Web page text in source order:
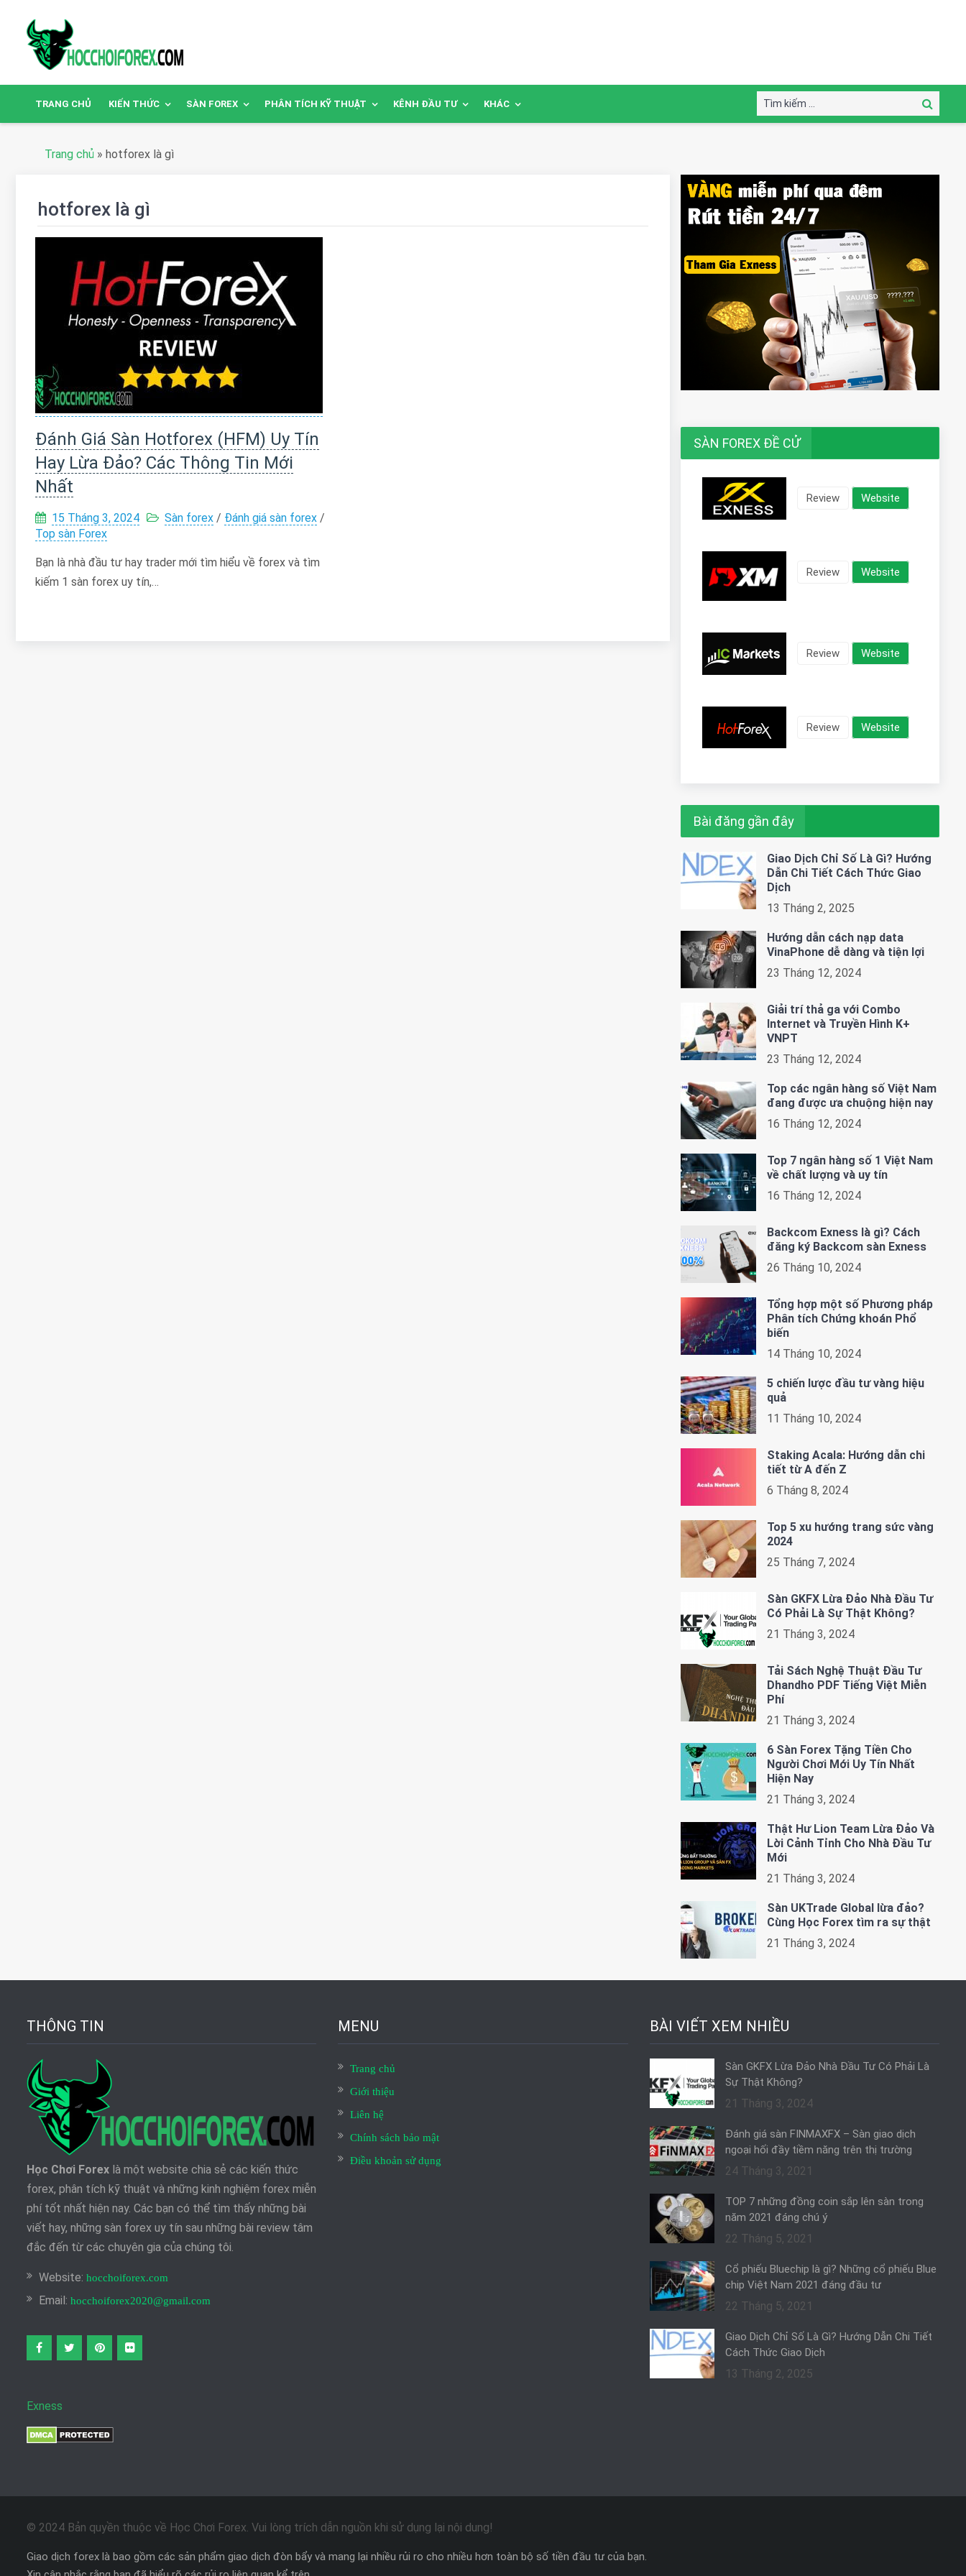
TRANG CHỦ KIẾN THỨC SÀN FOREX PHÂN TÍCH KỸ THUẬT KÊNH ĐẦU TƯ KHÁC
Tìm
kiếm:
Tìm
kiếm
Trang chủ » hotforex là gì
hotforex là gì
Đánh Giá Sàn Hotforex (HFM) Uy Tín
Hay Lừa Đảo? Các Thông Tin Mới
Nhất
15 Tháng 3, 2024 Sàn forex / Đánh giá sàn forex /
Top sàn Forex
Bạn là nhà đầu tư hay trader mới tìm hiểu về forex và tìm
kiếm 1 sàn forex uy tín,…
SÀN FOREX ĐỀ CỬ
Review Website
Review Website
Review Website
Review Website
Bài đăng gần đây
Giao Dịch Chỉ Số Là Gì? Hướng
Dẫn Chi Tiết Cách Thức Giao
Dịch
13 Tháng 2, 2025
Hướng dẫn cách nạp data
VinaPhone dễ dàng và tiện lợi
23 Tháng 12, 2024
Giải trí thả ga với Combo
Internet và Truyền Hình K+
VNPT
23 Tháng 12, 2024
Top các ngân hàng số Việt Nam
đang được ưa chuộng hiện nay
16 Tháng 12, 2024
Top 7 ngân hàng số 1 Việt Nam
về chất lượng và uy tín
16 Tháng 12, 2024
Backcom Exness là gì? Cách
đăng ký Backcom sàn Exness
26 Tháng 10, 2024
Tổng hợp một số Phương pháp
Phân tích Chứng khoán Phổ
biến
14 Tháng 10, 2024
5 chiến lược đầu tư vàng hiệu
quả
11 Tháng 10, 2024
Staking Acala: Hướng dẫn chi
tiết từ A đến Z
6 Tháng 8, 2024
Top 5 xu hướng trang sức vàng
2024
25 Tháng 7, 2024
Sàn GKFX Lừa Đảo Nhà Đầu Tư
Có Phải Là Sự Thật Không?
21 Tháng 3, 2024
Tải Sách Nghệ Thuật Đầu Tư
Dhandho PDF Tiếng Việt Miễn
Phí
21 Tháng 3, 2024
6 Sàn Forex Tặng Tiền Cho
Người Chơi Mới Uy Tín Nhất
Hiện Nay
21 Tháng 3, 2024
Thật Hư Lion Team Lừa Đảo Và
Lời Cảnh Tỉnh Cho Nhà Đầu Tư
Mới
21 Tháng 3, 2024
Sàn UKTrade Global lừa đảo?
Cùng Học Forex tìm ra sự thật
21 Tháng 3, 2024
THÔNG TIN
Học Chơi Forex là một website chia sẻ các kiến thức
forex, phân tích kỹ thuật và những kinh nghiệm forex miễn
phí tốt nhất hiện nay. Các bạn có thể tìm thấy những bài
viết hay, những sàn forex uy tín sau những bài review tâm
đắc đến từ các chuyên gia của chúng tôi.
Website: hocchoiforex.com
Email: hocchoiforex2020@gmail.com
Exness
MENU
Trang chủ
Giới thiệu
Liên hệ
Chính sách bảo mật
Điều khoản sử dụng
BÀI VIẾT XEM NHIỀU
Sàn GKFX Lừa Đảo Nhà Đầu Tư Có Phải Là
Sự Thật Không?
21 Tháng 3, 2024
Đánh giá sàn FINMAXFX – Sàn giao dịch
ngoại hối đầy tiềm năng trên thị trường
24 Tháng 3, 2021
TOP 7 những đồng coin sắp lên sàn trong
năm 2021 đáng chú ý
22 Tháng 5, 2021
Cổ phiếu Bluechip là gì? Những cổ phiếu Blue
chip Việt Nam 2021 đáng đầu tư
22 Tháng 5, 2021
Giao Dịch Chỉ Số Là Gì? Hướng Dẫn Chi Tiết
Cách Thức Giao Dịch
13 Tháng 2, 2025
© 2024 Bản quyền thuộc về Học Chơi Forex. Vui lòng trích dẫn nguồn khi sử dụng lại nội dung!
Giao dịch forex là bao gồm các sản phẩm giao dịch đòn bẩy và mang lại nhiều rủi ro cho nhiều hơn toàn bộ số tiền đầu tư của bạn.